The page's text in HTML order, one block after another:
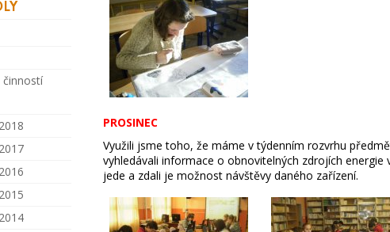
činností
PROSINEC
Využili jsme toho, že máme v týdenním rozvrhu
vyhledávali informace o obnovitelných zdrojích
jede a zdali je možnost návštěvy daného zařízení.